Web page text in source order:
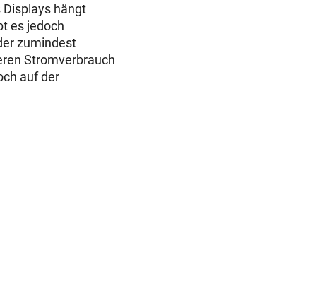
hängt
es jedoch
zumindest
Stromverbrauch
auf der